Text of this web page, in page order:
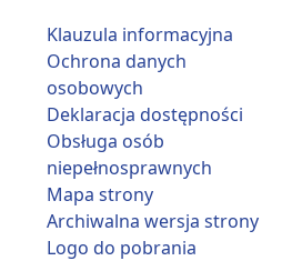
Klauzula informacyjna
Ochrona danych
osobowych
Deklaracja dostępności
Obsługa osób
niepełnosprawnych
Mapa strony
Archiwalna wersja strony
Logo do pobrania